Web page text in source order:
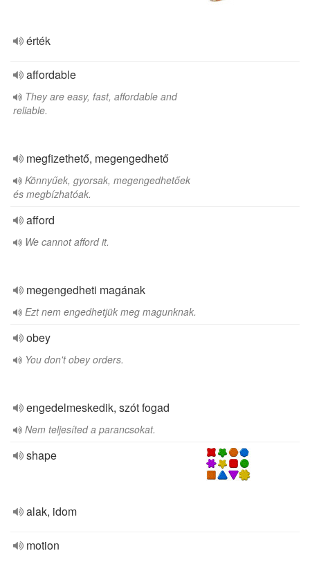
érték
affordable
They are easy, fast, affordable and
reliable.
megfizethető, megengedhető
Könnyűek, gyorsak, megengedhetőek
és megbízhatóak.
afford
We cannot afford it.
megengedheti magának
Ezt nem engedhetjük meg magunknak.
obey
You don't obey orders.
engedelmeskedik, szót fogad
Nem teljesíted a parancsokat.
shape
alak, idom
motion